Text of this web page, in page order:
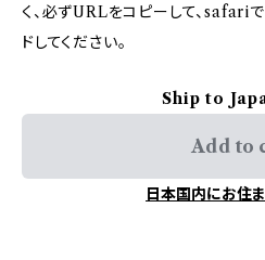
く、必ずURLをコピーして、safari
ドしてください。
Ship to
Add to
日本国内にお住